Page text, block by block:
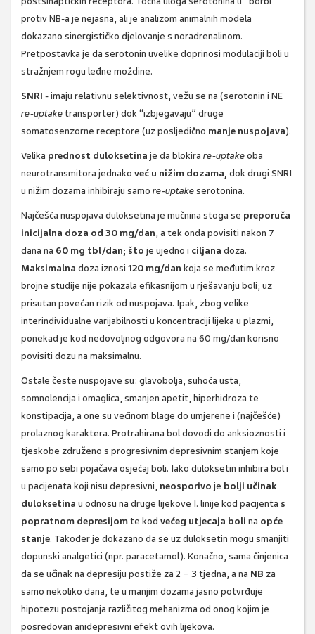
protiv NB-a je nejasna, ali je analizom animalnih modela
dokazano sinergističko djelovanje s noradrenalinom.
Pretpostavka je da serotonin uvelike doprinosi modulaciji boli u
stražnjem rogu leđne moždine.
SNRI - imaju relativnu selektivnost, vežu se na (serotonin i NE
re-uptaketransporter) dok “izbjegavaju” druge
somatosenzorne receptore (uz posljedično manje nuspojava).
Velika prednost duloksetina je da blokira re-uptakeoba
neurotransmitora jednako već u nižim dozama, dok drugi SNRI
u nižim dozama inhibiraju samo re-uptakeserotonina.
Najčešća nuspojava duloksetina je mučnina stoga se preporuča
inicijalna doza od 30 mg/dan, a tek onda povisiti nakon 7
dana na 60 mg tbl/dan; što je ujedno i ciljana doza.
Maksimalna doza iznosi 120 mg/dan koja se međutim kroz
brojne studije nije pokazala efikasnijom u rješavanju boli; uz
prisutan povećan rizik od nuspojava. Ipak, zbog velike
interindividualne varijabilnosti u koncentraciji lijeka u plazmi,
ponekad je kod nedovoljnog odgovora na 60 mg/dan korisno
povisiti dozu na maksimalnu.
Ostale česte nuspojave su: glavobolja, suhoća usta,
somnolencija i omaglica, smanjen apetit, hiperhidroza te
konstipacija, a one su većinom blage do umjerene i (najčešće)
prolaznog karaktera. Protrahirana bol dovodi do anksioznosti i
tjeskobe združeno s progresivnim depresivnim stanjem koje
samo po sebi pojačava osjećaj boli. Iako duloksetin inhibira bol i
u pacijenata koji nisu depresivni, neosporivo je bolji učinak
duloksetina u odnosu na druge lijekove I. linije kod pacijenta s
popratnom depresijomte kod većeg utjecaja boli na opće
stanje. Također je dokazano da se uz duloksetin mogu smanjiti
dopunski analgetici (npr. paracetamol). Konačno, sama činjenica
da se učinak na depresiju postiže za 2 − 3 tjedna, a na NB za
samo nekoliko dana, te u manjim dozama jasno potvrđuje
hipotezu postojanja različitog mehanizma od onog kojim je
posredovan anidepresivni efekt ovih lijekova.